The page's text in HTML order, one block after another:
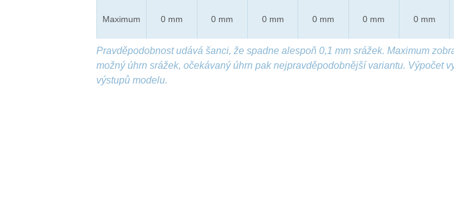
Maximum 0 mm 0 mm 0 mm 0 mm 0 mm 0 mm
Pravděpodobnost udává šanci, že spadne alespoň 0,1 mm srážek. Maximum
možný úhrn srážek, očekávaný úhrn pak nejpravděpodobnější variantu. Výpočet
výstupů modelu.